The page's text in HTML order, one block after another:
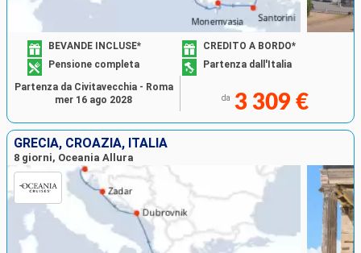
BEVANDE INCLUSE*
CREDITO A BORDO*
Pensione completa
Partenza dall'Italia
da 3 309 €
Partenza da Civitavecchia - Roma
mer 16 ago 2028
GRECIA, CROAZIA, ITALIA
8 giorni, Oceania Allura